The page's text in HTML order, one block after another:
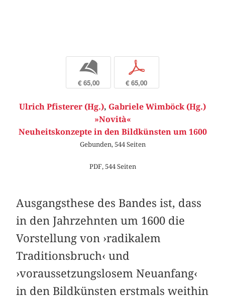
b
€ 65,00
p
€ 65,00
Ulrich Pfisterer (Hg.), Gabriele Wimböck (Hg.)
»Novità«
Neuheitskonzepte in den Bildkünsten um 1600
Gebunden, 544 Seiten
PDF, 544 Seiten
Ausgangsthese des Bandes ist, dass
in den Jahrzehnten um 1600 die
Vorstellung von ›radikalem
Traditionsbruch‹ und
›voraussetzungslosem Neuanfang‹
in den Bildkünsten erstmals weithin